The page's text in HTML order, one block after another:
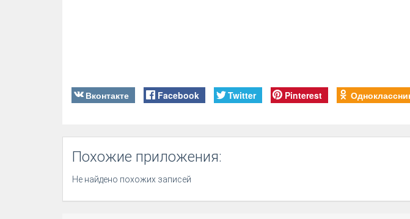
Вконтакте Facebook Twitter Pinterest
Похожие приложения:
Не найдено похожих записей